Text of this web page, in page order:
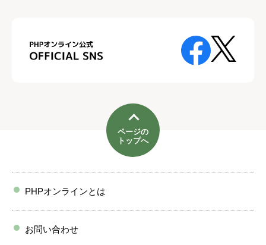
ページの
トップへ
PHPオンラインとは
お問い合わせ